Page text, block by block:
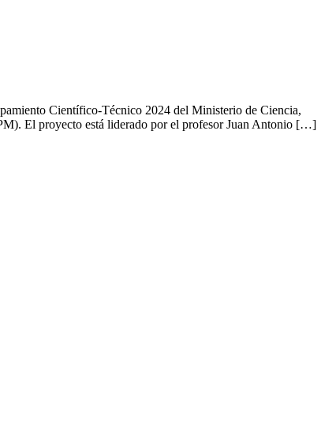
Científico-Técnico 2024 del Ministerio de Ciencia,
El proyecto está liderado por el profesor Juan Antonio […]